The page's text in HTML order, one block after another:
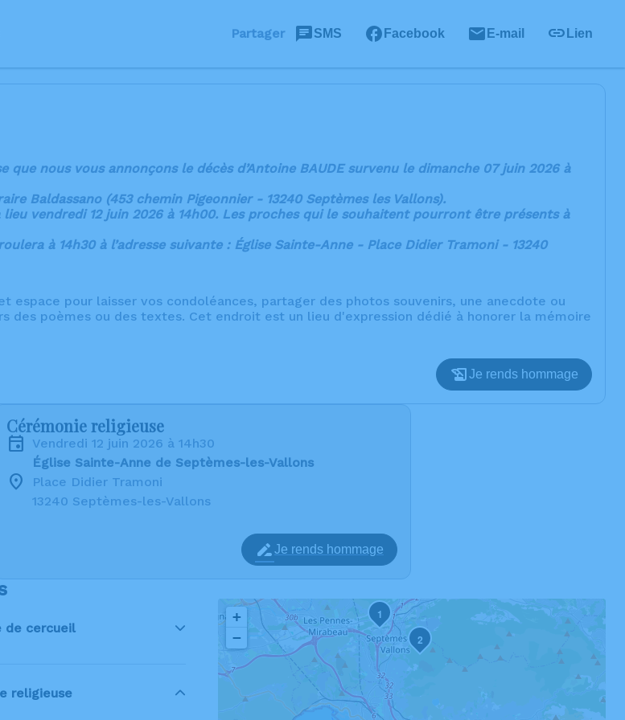
Partager SMS Facebook E-mail Lien
que nous vous annonçons le décès d’Antoine BAUDE survenu le dimanche 07 juin 2026 à
Baldassano (453 chemin Pigeonnier - 13240 Septèmes les Vallons).
vendredi 12 juin 2026 à 14h00. Les proches qui le souhaitent pourront être présents à
à 14h30 à l’adresse suivante : Église Sainte-Anne - Place Didier Tramoni - 13240
espace pour laisser vos condoléances, partager des photos souvenirs, une anecdote ou
des poèmes ou des textes. Cet endroit est un lieu d'expression dédié à honorer la mémoire
Je rends hommage
Cérémonie religieuse
vendredi 12 juin 2026 à 14h30
Église Sainte-Anne de Septèmes-les-Vallons
Place Didier Tramoni
13240 Septèmes-les-Vallons
Je rends hommage
de cercueil
religieuse
1
2
+
−